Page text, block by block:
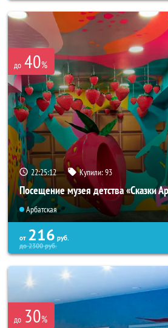
до 40%
22:25:08 Купили:93
Посещение музея детства «Сказки
Арбатская
от 216 руб.
до2300руб.
до 30%